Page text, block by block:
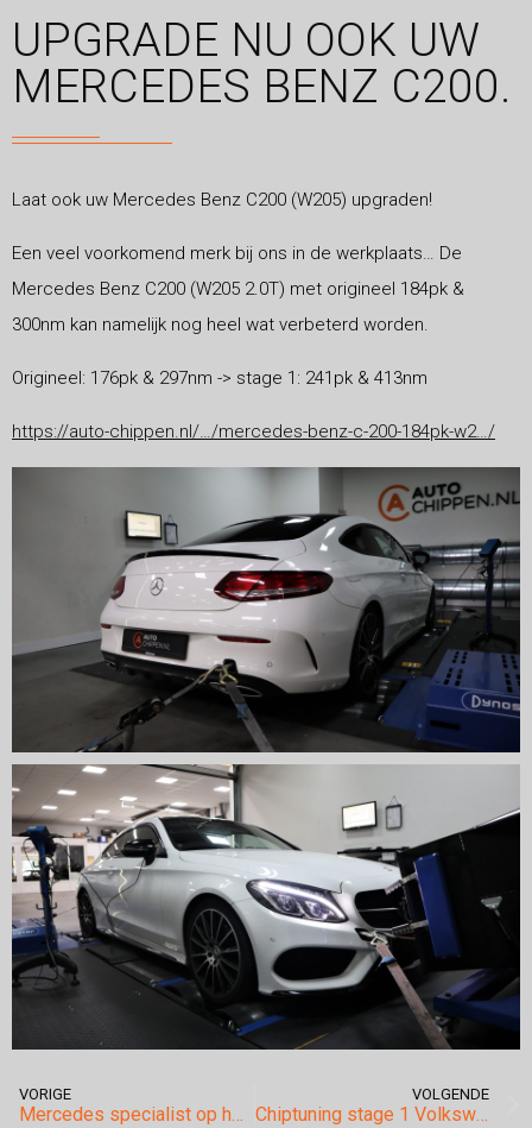
UPGRADE NU OOK UW
MERCEDES BENZ C200.
Laat ook uw Mercedes Benz C200 (W205) upgraden!
Een veel voorkomend merk bij ons in de werkplaats… De
Mercedes Benz C200 (W205 2.0T) met origineel 184pk &
300nm kan namelijk nog heel wat verbeterd worden.
Origineel: 176pk & 297nm -> stage 1: 241pk & 413nm
https://auto-chippen.nl/…/mercedes-benz-c-200-184pk-w2…/
VORIGE
Mercedes specialist op het gebied van chiptuning.
VOLGENDE
Chiptuning stage 1 Volkswagen Golf 6 GTI.